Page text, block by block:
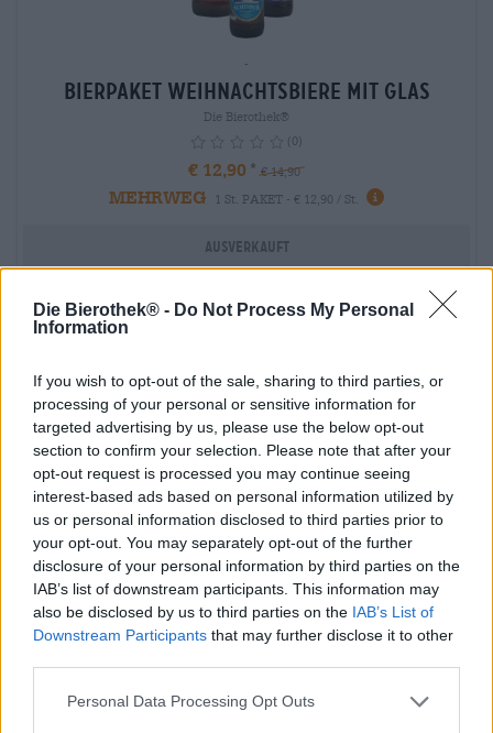
Die Bierothek® - Do Not Process My Personal
Information
If you wish to opt-out of the sale, sharing to third parties, or
processing of your personal or sensitive information for
targeted advertising by us, please use the below opt-out
section to confirm your selection. Please note that after your
opt-out request is processed you may continue seeing
interest-based ads based on personal information utilized by
us or personal information disclosed to third parties prior to
your opt-out. You may separately opt-out of the further
disclosure of your personal information by third parties on the
IAB’s list of downstream participants. This information may
also be disclosed by us to third parties on the IAB’s List of
Downstream Participants that may further disclose it to other
Personal Data Processing Opt Outs
-
Bierpaket Weihnachtsbiere mit Glas
Die Bierothek®
(0)
€ 12,90 € 14,90
MEHRWEG 1 St. PAKET - € 12,90 / St. info
Ausverkauft
-
Bierpaket Winterbiere Großflaschen
(0)